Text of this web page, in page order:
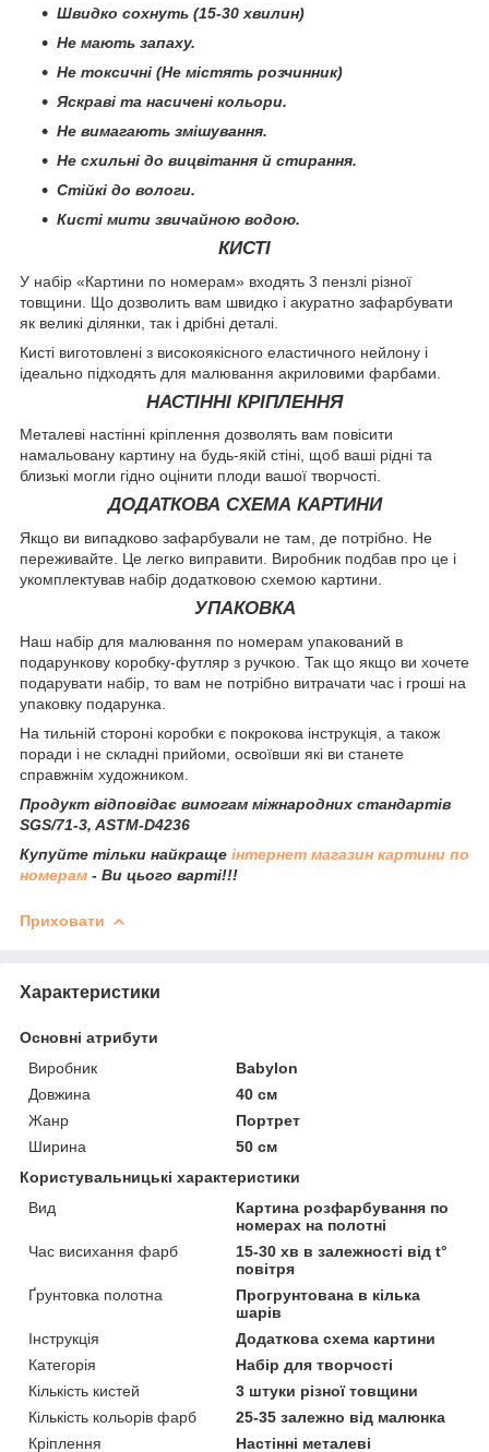
Швидко сохнуть (15-30 хвилин)
Не мають запаху.
Не токсичні (Не містять розчинник)
Яскраві та насичені кольори.
Не вимагають змішування.
Не схильні до вицвітання й стирання.
Стійкі до вологи.
Кисті мити звичайною водою.
КИСТІ
У набір «Картини по номерам» входять 3 пензлі різної
товщини. Що дозволить вам швидко і акуратно зафарбувати
як великі ділянки, так і дрібні деталі.
Кисті виготовлені з високоякісного еластичного нейлону і
ідеально підходять для малювання акриловими фарбами.
НАСТІННІ КРІПЛЕННЯ
Металеві настінні кріплення дозволять вам повісити
намальовану картину на будь-якій стіні, щоб ваші рідні та
близькі могли гідно оцінити плоди вашої творчості.
ДОДАТКОВА СХЕМА КАРТИНИ
Якщо ви випадково зафарбували не там, де потрібно. Не
переживайте. Це легко виправити. Виробник подбав про це і
укомплектував набір додатковою схемою картини.
УПАКОВКА
Наш набір для малювання по номерам упакований в
подарункову коробку-футляр з ручкою. Так що якщо ви хочете
подарувати набір, то вам не потрібно витрачати час і гроші на
упаковку подарунка.
На тильній стороні коробки є покрокова інструкція, а також
поради і не складні прийоми, освоївши які ви станете
справжнім художником.
Продукт відповідає вимогам міжнародних стандартів
SGS/71-3, ASTM-D4236
Купуйте тільки найкраще інтернет магазин картини по
номерам - Ви цього варті!!!
Приховати
Характеристики
Основні атрибути
Виробник
Babylon
Довжина
40 см
Жанр
Портрет
Ширина
50 см
Користувальницькі характеристики
Вид
Картина розфарбування по
номерах на полотні
Час висихання фарб
15-30 хв в залежності від t°
повітря
Ґрунтовка полотна
Прогрунтована в кілька
шарів
Інструкція
Додаткова схема картини
Категорія
Набір для творчості
Кількість кистей
3 штуки різної товщини
Кількість кольорів фарб
25-35 залежно від малюнка
Кріплення
Настінні металеві